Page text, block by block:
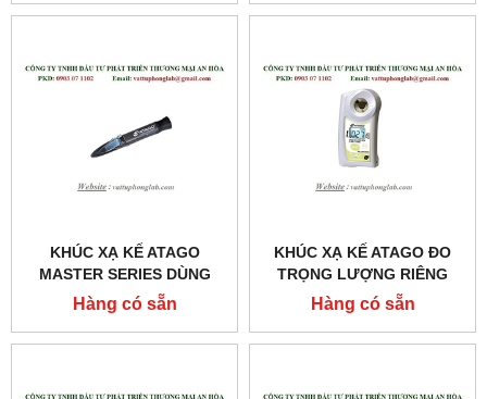
MODEL:MASTER-URC/NM
MODEL:MASTER-URC/NΑ
KHÚC XẠ KẾ ATAGO
MASTER SERIES DÙNG
CHO KHÁM VÀ CHỮA
BỆNH MODEL:MASTER-
SUR/NΑ
Hàng có sẵn
KHÚC XẠ KẾ ATAGO ĐO
TRỌNG LƯỢNG RIÊNG
NƯỚC TIỂU CỦA CHÓ
MODEL:PAL-USG (DOG)
Hàng có sẵn